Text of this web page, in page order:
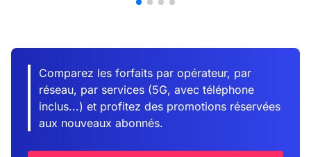
Comparez les forfaits par opérateur, par
réseau, par services (5G, avec téléphone
inclus...) et profitez des promotions réservées
aux nouveaux abonnés.